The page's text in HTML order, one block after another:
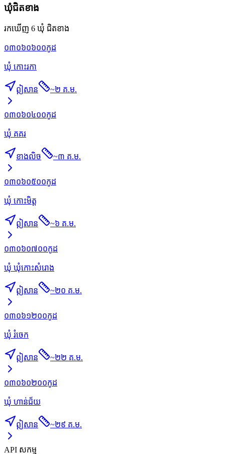
ឃុំជិតខាង
រកឃើញ 6 ឃុំ ជិតខាង
០៣០៦០៦០០កូដ
ឃុំ កោះរកា
ឦសាន ~២ គ.ម.
០៣០៦០៤០០កូដ
ឃុំ គគរ
ខាងលិច ~៣ គ.ម.
០៣០៦០៥០០កូដ
ឃុំ កោះមិត្ដ
ឦសាន ~៦ គ.ម.
០៣០៦០៧០០កូដ
ឃុំ ឃុំកោះសំរោង
ឦសាន ~២០ គ.ម.
០៣០៦១២០០កូដ
ឃុំ រំចេក
ឦសាន ~២២ គ.ម.
០៣០៦០២០០កូដ
ឃុំ ហាន់ជ័យ
ឦសាន ~២៩ គ.ម.
API សកម្ម